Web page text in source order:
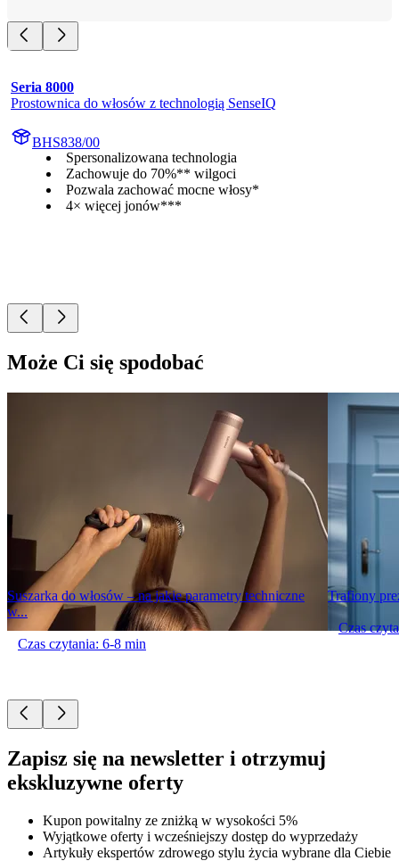
Seria 8000
Prostownica do włosów z technologią SenseIQ
BHS838/00
Spersonalizowana technologia
Zachowuje do 70%** wilgoci
Pozwala zachować mocne włosy*
4× więcej jonów***
Może Ci się spodobać
Suszarka do włosów – na jakie parametry techniczne
w...
Czas czytania: 6-8 min
Trafiony
Czas
Zapisz się na newsletter i otrzymuj
ekskluzywne oferty
Kupon powitalny ze zniżką w wysokości 5%
Wyjątkowe oferty i wcześniejszy dostęp do wyprzedaży
Artykuły ekspertów zdrowego stylu życia wybrane dla Ciebie